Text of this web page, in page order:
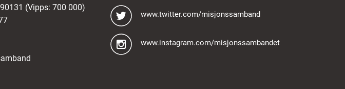
(Vipps: 700 000)
www.twitter.com/misjonssamband
www.instagram.com/misjonssambandet